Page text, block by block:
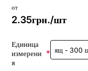
от
2.35грн./шт
Единица
измерени
я